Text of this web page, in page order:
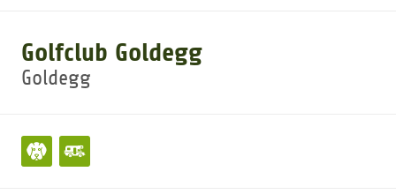
GOLFTURNIERE
GOLF NEWS
Golfclub Goldegg
Goldegg